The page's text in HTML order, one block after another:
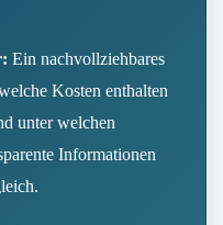
Ein nachvollziehbares
Kosten enthalten
unter welchen
Informationen